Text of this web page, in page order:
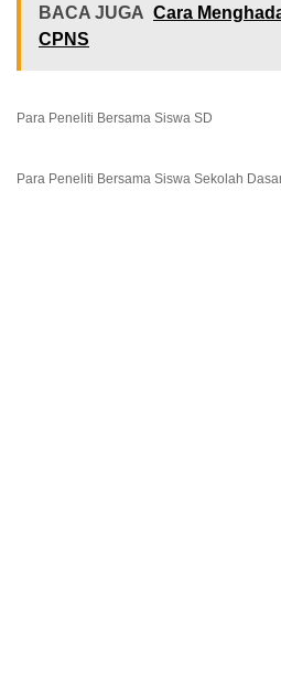
BACA JUGA Cara
CPNS
Para Peneliti Bersama Siswa SD
Para Peneliti Bersama Siswa Sekolah